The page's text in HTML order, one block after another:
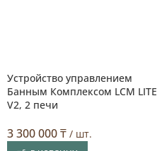
Устройство управлением
Банным Комплексом LCM LITE
V2, 2 печи
3 300 000₸ / шт.